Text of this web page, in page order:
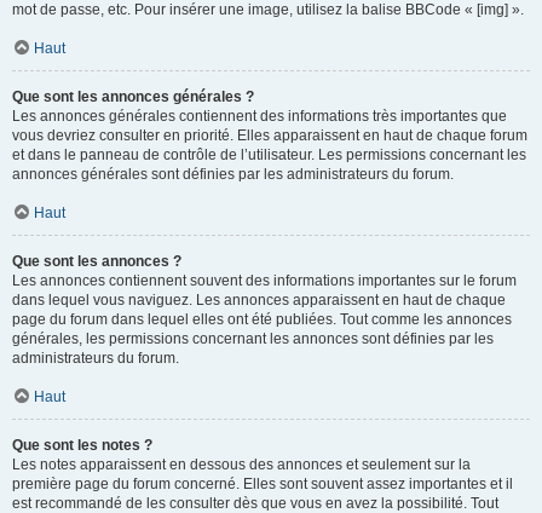
mot de passe, etc. Pour insérer une image, utilisez la balise BBCode « [img] ».
Haut
Que sont les annonces générales ?
Les annonces générales contiennent des informations très importantes que
vous devriez consulter en priorité. Elles apparaissent en haut de chaque forum
et dans le panneau de contrôle de l’utilisateur. Les permissions concernant les
annonces générales sont définies par les administrateurs du forum.
Haut
Que sont les annonces ?
Les annonces contiennent souvent des informations importantes sur le forum
dans lequel vous naviguez. Les annonces apparaissent en haut de chaque
page du forum dans lequel elles ont été publiées. Tout comme les annonces
générales, les permissions concernant les annonces sont définies par les
administrateurs du forum.
Haut
Que sont les notes ?
Les notes apparaissent en dessous des annonces et seulement sur la
première page du forum concerné. Elles sont souvent assez importantes et il
est recommandé de les consulter dès que vous en avez la possibilité. Tout